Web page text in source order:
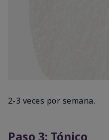
2-3 veces por semana.
Paso 3: Tónico